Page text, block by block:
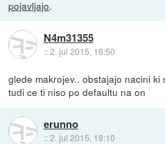
pojavljajo.
N4m31355
::2. jul 2015, 16:50
glede makrojev.. obstajajo nacini
tudi ce ti niso po defaultu na on
erunno
::2. jul 2015, 18:10